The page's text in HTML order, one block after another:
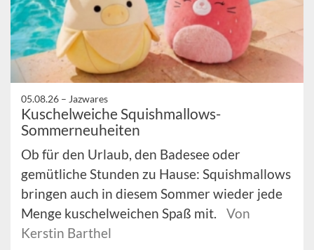
05.08.26 – Jazwares
Kuschelweiche Squishmallows-
Sommerneuheiten
Ob für den Urlaub, den Badesee oder
gemütliche Stunden zu Hause: Squishmallows
bringen auch in diesem Sommer wieder jede
Menge kuschelweichen Spaß mit.
Von
Kerstin Barthel